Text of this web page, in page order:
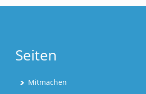
Seiten
Mitmachen